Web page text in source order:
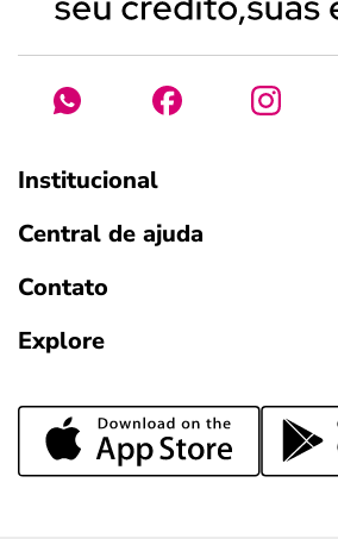
Institucional
Central de ajuda
Contato
Explore